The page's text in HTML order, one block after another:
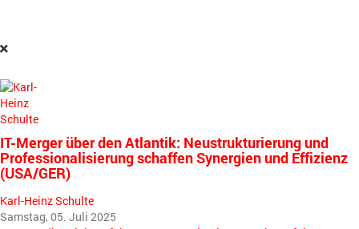
IT-Merger über den Atlantik: Neustrukturierung und
Professionalisierung schaffen Synergien und Effizienz
(USA/GER)
Karl-Heinz Schulte
Samstag, 05. Juli 2025